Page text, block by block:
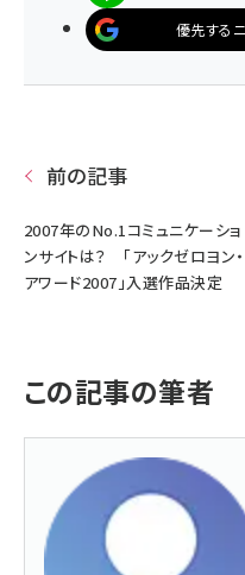
優先する
前の記事
2007年のNo.1コミュニケーショ
ンサイトは？ 「アックゼロヨン・
アワード2007」入選作品決定
この記事の筆者